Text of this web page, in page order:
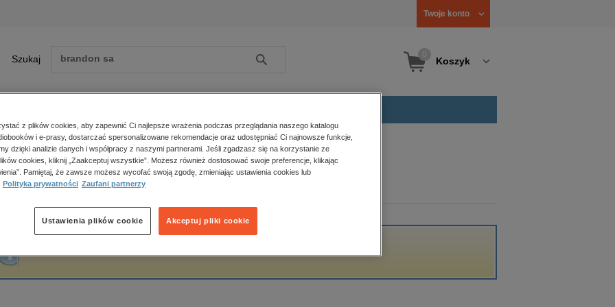
Twoje konto
Szukaj Szukaj Koszyk
Zobacz wszystkie E-prasa
polityka, społeczno-informacyjne
psychologiczne
popularno-naukowe
historia
główna Katarzyna Puchalska
Puchalska
z plików cookies, aby zapewnić Ci najlepsze wrażenia podczas przeglądania naszego katalogu
i e-prasy, dostarczać spersonalizowane rekomendacje oraz udostępniać Ci najnowsze funkcje,
dzięki analizie danych i współpracy z naszymi partnerami. Jeśli zgadzasz się na korzystanie ze
cookies, kliknij „Zaakceptuj wszystkie”. Możesz również dostosować swoje preferencje, klikając
Pamiętaj, że zawsze możesz wycofać swoją zgodę, zmieniając ustawienia cookies lub
Polityka prywatności Zaufani partnerzy
Akceptuj pliki cookie
Ustawienia plików cookie